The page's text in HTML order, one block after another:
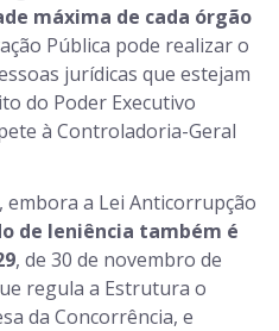
máxima de cada órgão
Pública pode realizar o
jurídicas que estejam
do Poder Executivo
à Controladoria-Geral
a Lei Anticorrupção
de leniência também é
, de 30 de novembro de
regula a Estrutura o
da Concorrência, e